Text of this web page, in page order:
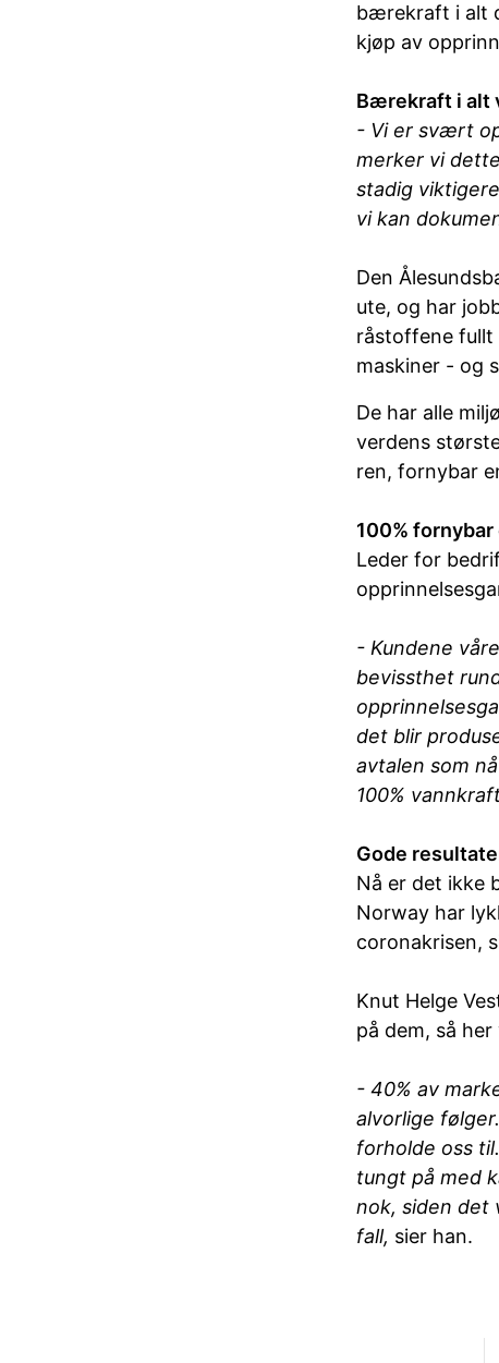
bærekraft i alt
kjøp av
Bærekraft i alt
- Vi er svært
merker vi
stadig
vi kan
Den
ute, og har
råstoffene fullt
maskiner - og
De har alle
verdens
ren, fornybar
100% fornybar
Leder for
- Kundene
bevissthet
det blir
avtalen som
100%
Gode
Nå er det ikke
Norway har
coronakrisen,
Knut Helge
på dem, så
- 40% av
alvorlige
forholde oss
tungt på med
nok, siden det
fall, sier han.